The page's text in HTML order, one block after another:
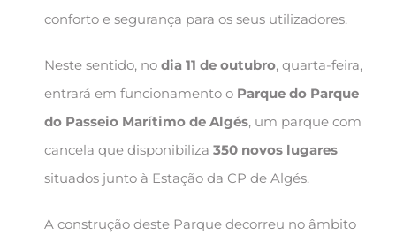
conforto e segurança para os seus utilizadores.
Neste sentido, no dia 11 de outubro, quarta-feira,
entrará em funcionamento o Parque do Parque
do Passeio Marítimo de Algés, um parque com
cancela que disponibiliza 350 novos lugares
situados junto à Estação da CP de Algés.
A construção deste Parque decorreu no âmbito